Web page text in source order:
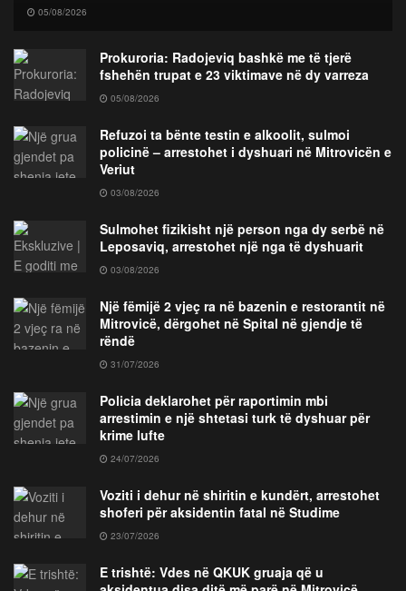
05/08/2026
Prokuroria: Radojeviq bashkë me të tjerë
fshehën trupat e 23 viktimave në dy varreza
05/08/2026
Refuzoi ta bënte testin e alkoolit, sulmoi
policinë – arrestohet i dyshuari në Mitrovicën e
Veriut
03/08/2026
Sulmohet fizikisht një person nga dy serbë në
Leposaviq, arrestohet një nga të dyshuarit
03/08/2026
Një fëmijë 2 vjeç ra në bazenin e restorantit në
Mitrovicë, dërgohet në Spital në gjendje të
rëndë
31/07/2026
Policia deklarohet për raportimin mbi
arrestimin e një shtetasi turk të dyshuar për
krime lufte
24/07/2026
Voziti i dehur në shiritin e kundërt, arrestohet
shoferi për aksidentin fatal në Studime
23/07/2026
E trishtë: Vdes në QKUK gruaja që u